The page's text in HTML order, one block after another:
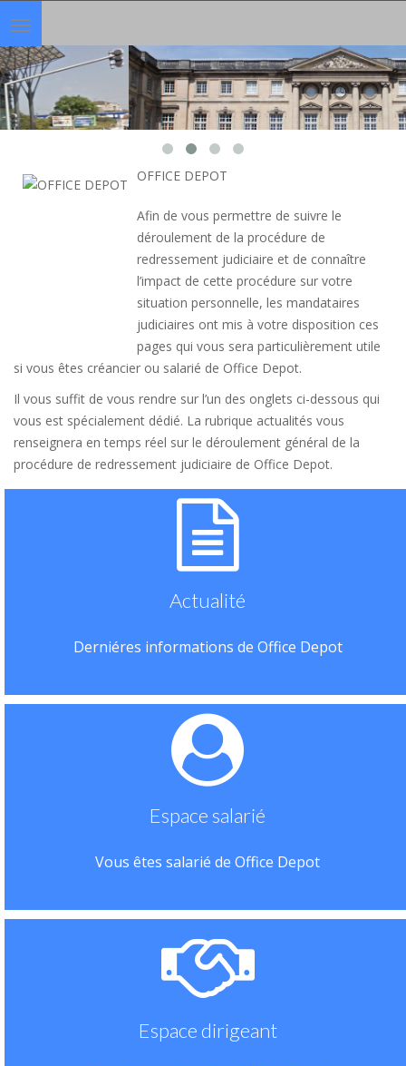
Toggle
navigation
OFFICE DEPOT
Afin de vous permettre de suivre le
déroulement de la procédure de
redressement judiciaire et de connaître
l’impact de cette procédure sur votre
situation personnelle, les mandataires
judiciaires ont mis à votre disposition ces
pages qui vous sera particulièrement utile
si vous êtes créancier ou salarié de Office Depot.
Il vous suffit de vous rendre sur l’un des onglets ci-dessous qui
vous est spécialement dédié. La rubrique actualités vous
renseignera en temps réel sur le déroulement général de la
procédure de redressement judiciaire de Office Depot.
Actualité
Derniéres informations de Office Depot
Espace salarié
Vous êtes salarié de Office Depot
Espace dirigeant